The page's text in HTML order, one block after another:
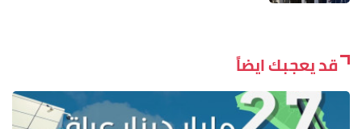
قد يعجبك ايضاً